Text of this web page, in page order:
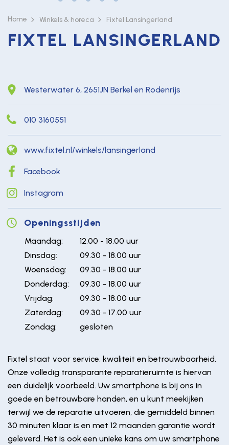
Home Winkels & horeca Fixtel Lansingerland
FIXTEL LANSINGERLAND
Westerwater 6, 2651JN Berkel en Rodenrijs
010 3160551
www.fixtel.nl/winkels/lansingerland
Facebook
Instagram
Openingsstijden
Maandag:
12.00 - 18.00 uur
Dinsdag:
09.30 - 18.00 uur
Woensdag:
09.30 - 18.00 uur
Donderdag:
09.30 - 18.00 uur
Vrijdag:
09.30 - 18.00 uur
Zaterdag:
09.30 - 17.00 uur
Zondag:
gesloten
Fixtel staat voor service, kwaliteit en betrouwbaarheid.
Onze volledig transparante reparatieruimte is hiervan
een duidelijk voorbeeld. Uw smartphone is bij ons in
goede en betrouwbare handen, en u kunt meekijken
terwijl we de reparatie uitvoeren, die gemiddeld binnen
30 minuten klaar is en met 12 maanden garantie wordt
geleverd. Het is ook een unieke kans om uw smartphone